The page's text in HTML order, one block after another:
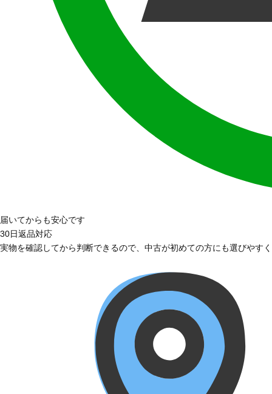
届いてからも安心です
30日返品対応
実物を確認してから判断できるので、中古が初めての方にも選びやす